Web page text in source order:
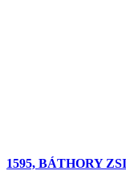
1595, BÁTHORY